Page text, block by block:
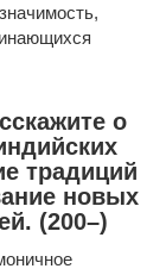
о
традиций
новых
(200–)